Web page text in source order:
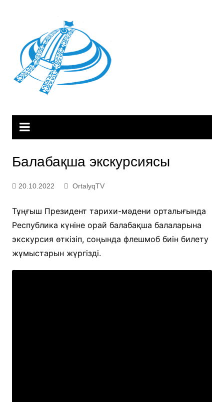
Балабақша экскурсиясы
20.10.2022 OrtalyqTV
Тұңғыш Президент тарихи-мәдени орталығында
Республика күніне орай балабақша балаларына
экскурсия өткізіп, соңында флешмоб биін билету
жұмыстарын жүргізді.